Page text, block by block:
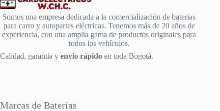
Somos una empresa dedicada a la comercialización de baterías
para carro y autopartes eléctricas. Tenemos más de 20 años de
experiencia, con una amplia gama de productos originales para
todos los vehículos.
Calidad, garantía y envío rápido en toda Bogotá.
Marcas de Baterías